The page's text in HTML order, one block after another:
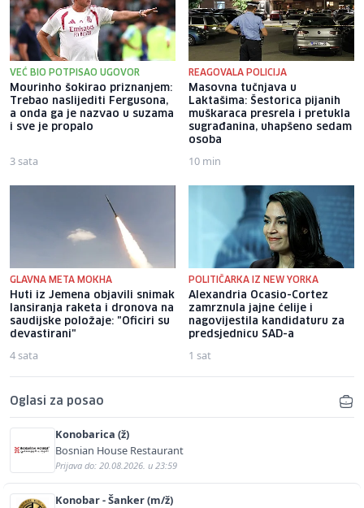
VEĆ BIO POTPISAO UGOVOR
Mourinho šokirao priznanjem:
Trebao naslijediti Fergusona,
a onda ga je nazvao u suzama
i sve je propalo
3 sata
REAGOVALA POLICIJA
Masovna tučnjava u
Laktašima: Šestorica pijanih
muškaraca presrela i pretukla
sugrađanina, uhapšeno sedam
osoba
10 min
GLAVNA META MOKHA
Huti iz Jemena objavili snimak
lansiranja raketa i dronova na
saudijske položaje: "Oficiri su
devastirani"
4 sata
POLITIČARKA IZ NEW YORKA
Alexandria Ocasio-Cortez
zamrznula jajne ćelije i
nagovijestila kandidaturu za
predsjednicu SAD-a
1 sat
Oglasi za posao
Konobarica (ž)
Bosnian House Restaurant
Prijava do: 20.08.2026. u 23:59
Konobar - Šanker (m/ž)